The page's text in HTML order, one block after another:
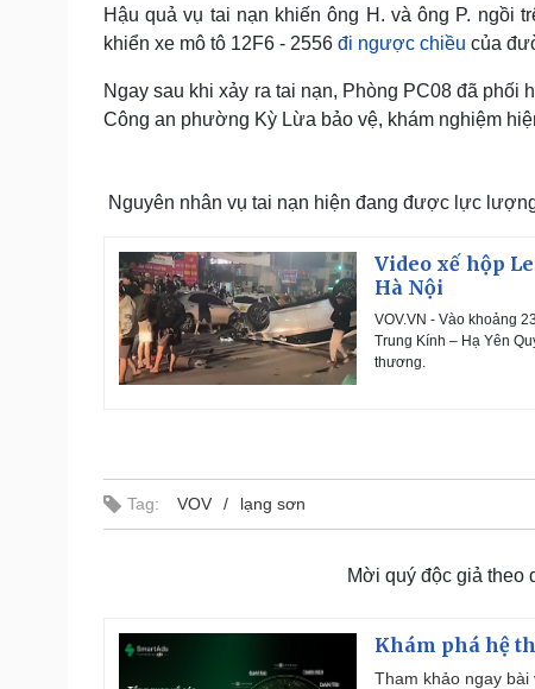
Hậu quả vụ tai nạn khiến ông H. và ông P. ngồi
khiển xe mô tô 12F6 - 2556 đi ngược chiều của
Ngay sau khi xảy ra tai nạn, Phòng PC08 đã
Công an phường Kỳ Lừa bảo vệ, khám nghiệm
Nguyên nhân vụ tai nạn hiện đang được lực
Video xế hộp
Hà Nội
VOV.VN - Vào khoảng
Trung Kính – Hạ Yên
thương.
Tag: VOV lạng sơn
Mời quý độc giả theo
Khám phá hệ
Tham khảo ngay